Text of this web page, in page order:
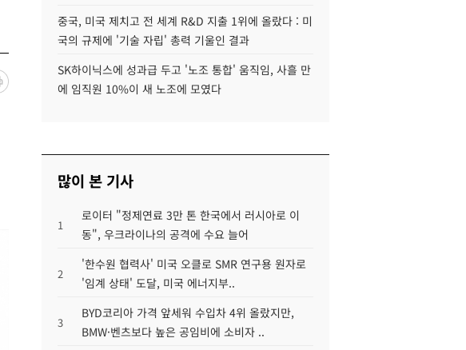
중국, 미국 제치고 전 세계 R&D 지출 1위에 올랐다 : 미
국의 규제에 '기술 자립' 총력 기울인 결과
SK하이닉스에 성과급 두고 '노조 통합' 움직임, 사흘 만
에 임직원 10%이 새 노조에 모였다
많이 본 기사
1
로이터 "정제연료 3만 톤 한국에서 러시아로 이
동", 우크라이나의 공격에 수요 늘어
2
'한수원 협력사' 미국 오클로 SMR 연구용 원자로
'임계 상태' 도달, 미국 에너지부..
3
BYD코리아 가격 앞세워 수입차 4위 올랐지만,
BMW·벤츠보다 높은 공임비에 소비자 ..